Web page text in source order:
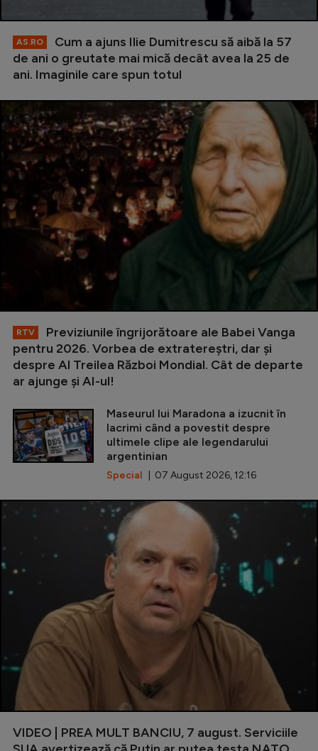
AS.RO
Cum a ajuns Ilie Dumitrescu să aibă la 57
de ani o greutate mai mică decât avea la 25 de
ani. Imaginile care spun totul
RTV
Previziunile îngrijorătoare ale Babei Vanga
pentru 2026. Vorbea de extratereștri, dar și
despre Al Treilea Război Mondial. Cât de departe
ar ajunge și AI-ul!
Maseurul lui Maradona a izucnit în
lacrimi când a povestit despre
ultimele clipe ale legendarului
argentinian
Special | 07 August 2026, 12:16
VIDEO | PREA MULT BANCIU, 7 august. Serviciile